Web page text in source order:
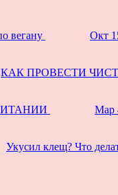
вегану Окт
КАК ПРОВЕСТИ
Мар
Укусил клещ? Что